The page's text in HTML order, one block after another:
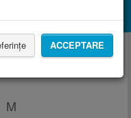
ACCEPTARE
Ucraina
M